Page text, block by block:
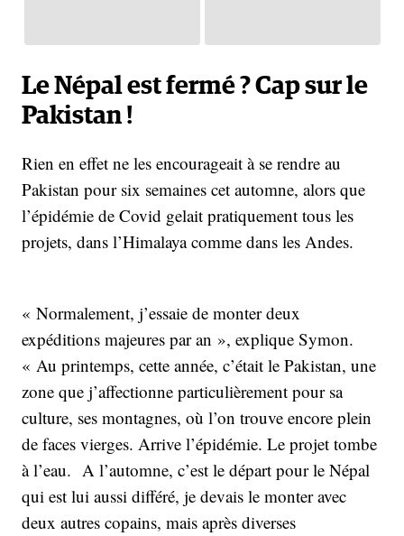
Le Népal est fermé ? Cap sur le
Pakistan !
Rien en effet ne les encourageait à se rendre au
Pakistan pour six semaines cet automne, alors que
l’épidémie de Covid gelait pratiquement tous les
projets, dans l’Himalaya comme dans les Andes.
« Normalement, j’essaie de monter deux
expéditions majeures par an », explique Symon.
« Au printemps, cette année, c’était le Pakistan, une
zone que j’affectionne particulièrement pour sa
culture, ses montagnes, où l’on trouve encore plein
de faces vierges. Arrive l’épidémie. Le projet tombe
à l’eau. A l’automne, c’est le départ pour le Népal
qui est lui aussi différé, je devais le monter avec
deux autres copains, mais après diverses